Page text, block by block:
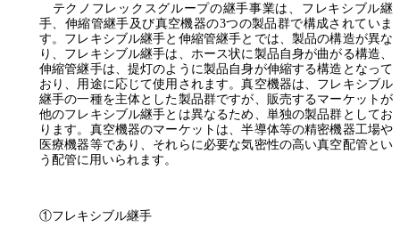
テクノフレックスグループの継手事業は、フレキシブル継
手、伸縮管継手及び真空機器の3つの製品群で構成されていま
す。フレキシブル継手と伸縮管継手とでは、製品の構造が異な
り、フレキシブル継手は、ホース状に製品自身が曲がる構造、
伸縮管継手は、提灯のように製品自身が伸縮する構造となって
おり、用途に応じて使用されます。真空機器は、フレキシブル
継手の一種を主体とした製品群ですが、販売するマーケットが
他のフレキシブル継手とは異なるため、単独の製品群としてお
ります。真空機器のマーケットは、半導体等の精密機器工場や
医療機器等であり、それらに必要な気密性の高い真空配管とい
う配管に用いられます。
①フレキシブル継手